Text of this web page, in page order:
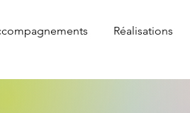
Réalisations